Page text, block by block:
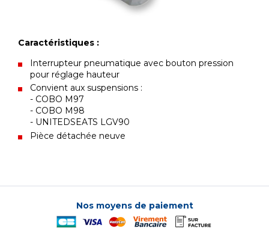
Caractéristiques :
Interrupteur pneumatique avec bouton pression
pour réglage hauteur
Convient aux suspensions :
- COBO M97
- COBO M98
- UNITEDSEATS LGV90
Pièce détachée neuve
Nos moyens de paiement